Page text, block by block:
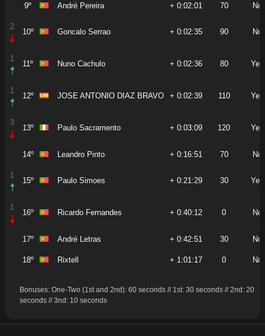
9º André Pereira + 0:02:01 70 No
2
10º Goncalo Serrao + 0:02:35 90 No
1
11º Nuno Cachulo + 0:02:36 80 Yes
1
12º JOSE ANTONIO DIAZ BRAVO + 0:02:39 110 Yes
3
13º Paulo Sacramento + 0:03:09 120 Yes
14º Leandro Pinto + 0:16:51 70 No
1
15º Paulo Simoes + 0:21:29 30 Yes
1
16º Ricardo Fernandes + 0:40:12 0 No
17º André Letras + 0:42:51 30 No
18º Rixtell + 1:01:17 0 No
Bonuses: One-Two (1st and 2nd): 60 seconds // 1st: 30 seconds // 2nd: 20
seconds // 3nd: 10 seconds